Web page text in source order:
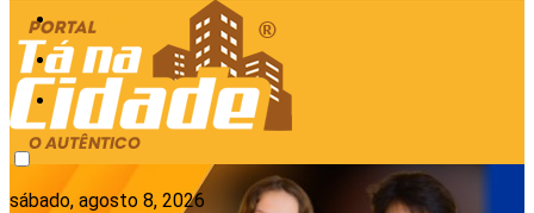
Anunciar
Política de Privacidade
Contato
sábado, agosto 8, 2026